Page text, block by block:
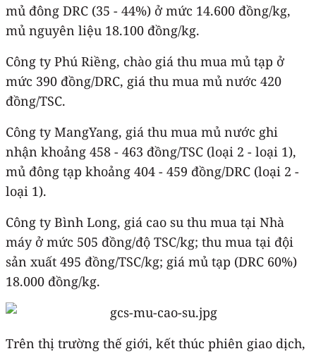
mủ đông DRC (35 - 44%) ở mức 14.600 đồng/kg,
mủ nguyên liệu 18.100 đồng/kg.
Công ty Phú Riềng, chào giá thu mua mủ tạp ở
mức 390 đồng/DRC, giá thu mua mủ nước 420
đồng/TSC.
Công ty MangYang, giá thu mua mủ nước ghi
nhận khoảng 458 - 463 đồng/TSC (loại 2 - loại 1),
mủ đông tạp khoảng 404 - 459 đồng/DRC (loại 2 -
loại 1).
Công ty Bình Long, giá cao su thu mua tại Nhà
máy ở mức 505 đồng/độ TSC/kg; thu mua tại đội
sản xuất 495 đồng/TSC/kg; giá mủ tạp (DRC 60%)
18.000 đồng/kg.
Trên thị trường thế giới, kết thúc phiên giao dịch,